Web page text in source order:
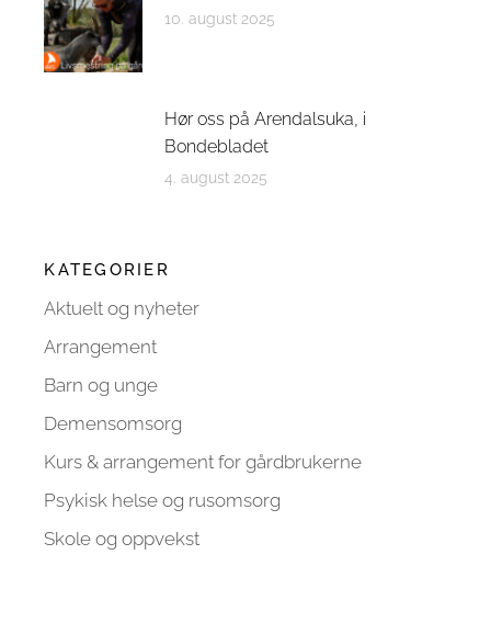
10. august 2025
Hør oss på Arendalsuka, i
Bondebladet
4. august 2025
KATEGORIER
Aktuelt og nyheter
Arrangement
Barn og unge
Demensomsorg
Kurs & arrangement for gårdbrukerne
Psykisk helse og rusomsorg
Skole og oppvekst